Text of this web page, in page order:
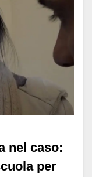
nel caso:
per